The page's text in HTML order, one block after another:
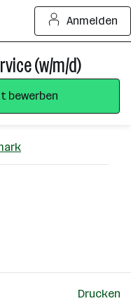
Anmelden
(w/m/d)
bewerben
Drucken